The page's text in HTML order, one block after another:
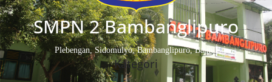
SMPN 2 Bambanglipuro
Plebengan, Sidomulyo, Bambanglipuro, Bantul
Kategori